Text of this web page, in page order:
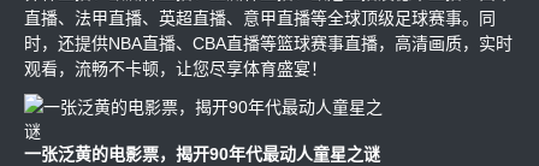
直播、法甲直播、英超直播、意甲直播等全球顶级足球赛事。同
时，还提供NBA直播、CBA直播等篮球赛事直播，高清画质，实时
观看，流畅不卡顿，让您尽享体育盛宴！
一张泛黄的电影票，揭开90年代最动人童星之谜